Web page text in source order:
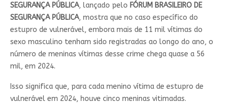
SEGURANÇA PÚBLICA, lançado pelo FÓRUM BRASILEIRO DE
SEGURANÇA PÚBLICA, mostra que no caso específico do
estupro de vulnerável, embora mais de 11 mil vítimas do
sexo masculino tenham sido registradas ao longo do ano, o
número de meninas vítimas desse crime chega quase a 56
mil, em 2024.
Isso significa que, para cada menino vítima de estupro de
vulnerável em 2024, houve cinco meninas vitimadas.